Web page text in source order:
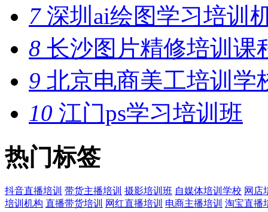
7深圳ai绘图学习培训
8 长沙图片精修培训课
9 北京电商美工培训学
10 江门ps学习培训班
热门标签
抖音直播培训 带货主播培训 摄影培训班 自媒体培训学校 网店
培训机构 直播带货培训 网红直播培训 电商主播培训 淘宝直播